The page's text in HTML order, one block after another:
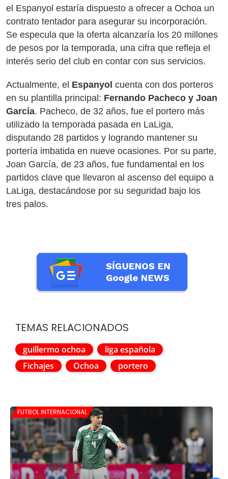
el Espanyol estaría dispuesto a ofrecer a Ochoa un
contrato tentador para asegurar su incorporación.
Se especula que la oferta alcanzaría los 20 millones
de pesos por la temporada, una cifra que refleja el
interés serio del club en contar con sus servicios.
Actualmente, el Espanyol cuenta con dos porteros
en su plantilla principal: Fernando Pacheco y Joan
García. Pacheco, de 32 años, fue el portero más
utilizado la temporada pasada en LaLiga,
disputando 28 partidos y logrando mantener su
portería imbatida en nueve ocasiones. Por su parte,
Joan García, de 23 años, fue fundamental en los
partidos clave que llevaron al ascenso del equipo a
LaLiga, destacándose por su seguridad bajo los
tres palos.
TEMAS RELACIONADOS
guillermo ochoa
liga española
Fichajes
Ochoa portero
FUTBOL INTERNACIONAL